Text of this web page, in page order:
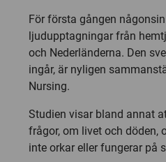
För första gången
ljudupptagningar från
och Nederländerna. Den
ingår, är nyligen
Nursing.
Studien visar bland annat
frågor, om livet och döden,
inte orkar eller fungerar på